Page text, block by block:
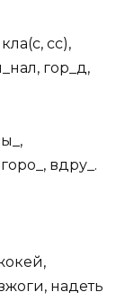
сс),
гор_д,
вдру_.
надеть